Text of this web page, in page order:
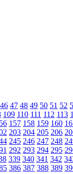
46 47 48 49 50 51 52
109 110 111 112 113
157 158 159 160
203 204 205 206
245 246 247 248
292 293 294 295
339 340 341 342
386 387 388 389